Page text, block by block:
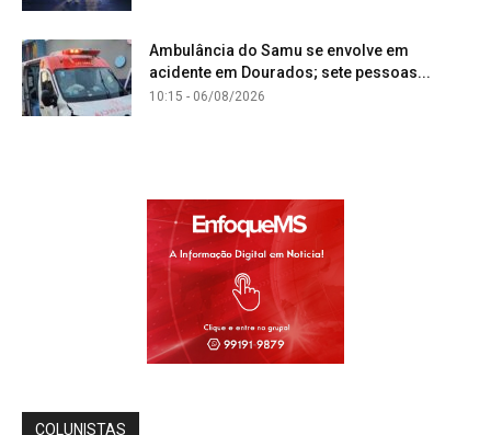
Ambulância do Samu se envolve em
acidente em Dourados; sete pessoas...
10:15 - 06/08/2026
COLUNISTAS